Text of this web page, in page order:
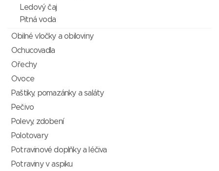
Ledový čaj
Pitná voda
Obilné vločky a obiloviny
Ochucovadla
Ořechy
Ovoce
Paštiky, pomazánky a saláty
Pečivo
Polevy, zdobení
Polotovary
Potravinové doplňky a léčiva
Potraviny v aspiku